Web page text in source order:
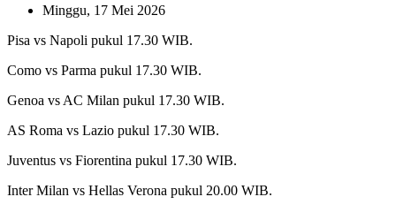
Minggu, 17 Mei 2026
Pisa vs Napoli pukul 17.30 WIB.
Como vs Parma pukul 17.30 WIB.
Genoa vs AC Milan pukul 17.30 WIB.
AS Roma vs Lazio pukul 17.30 WIB.
Juventus vs Fiorentina pukul 17.30 WIB.
Inter Milan vs Hellas Verona pukul 20.00 WIB.